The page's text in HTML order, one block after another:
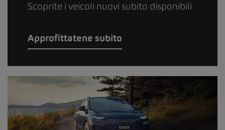
Scoprite i veicoli nuovi subito disponibili
Approfittatene subito